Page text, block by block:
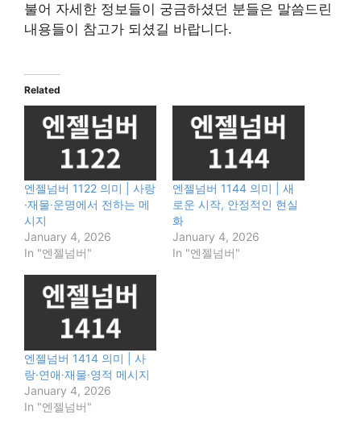
불어 자세한 정보들이 궁금하셨던 분들은 말씀드린
내용들이 참고가 되셨길 바랍니다.
Related
엔젤넘버 1122 의미 | 사랑
·재물·운명에서 전하는 메
시지
January 4, 2026
In "엔젤넘버"
엔젤넘버 1144 의미 | 새
로운 시작, 안정적인 현실
화
January 4, 2026
In "엔젤넘버"
엔젤넘버 1414 의미 | 사
랑·연애·재물·영적 메시지
January 4, 2026
In "엔젤넘버"